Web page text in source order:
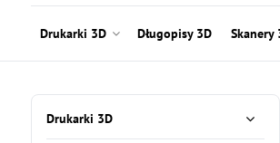
Drukarki 3D Długopisy 3D Skanery
Drukarki 3D